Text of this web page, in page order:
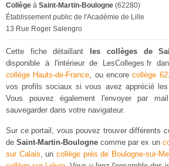
Collège à Saint-Martin-Boulogne (62280)
Établissement public de l'Académie de Lille
13 Rue Roger Salengro
Cette fiche détaillant les collèges de
disponible à l'intérieur de LesColleges.fr
collège Hauts-de-France, ou encorecollège 62
vos profils sociaux si vous avez apprécié
Vous pouvez également l'envoyer par
sauvegarder dans votre navigateur.
Sur ce portail, vous pouvez trouver différents
deSaint-Martin-Boulogne comme par ex un
sur Calais, un collège près de Boulogne-sur-